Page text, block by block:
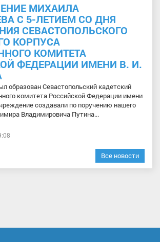
МИХАИЛА
С 5-ЛЕТИЕМ СО ДНЯ
СЕВАСТОПОЛЬСКОГО
КОРПУСА
КОМИТЕТА
ФЕДЕРАЦИИ ИМЕНИ В. И.
образован Севастопольский кадетский
комитета Российской Федерации имени
создавали по поручению нашего
Владимировича Путина...
Все новости